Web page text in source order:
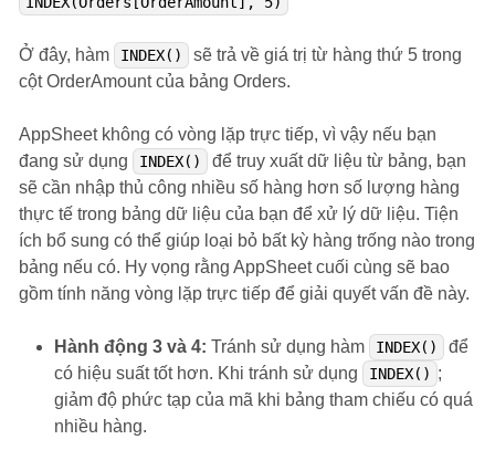
Ở đây, hàm INDEX()
sẽ trả về giá trị từ hàng thứ 5 trong
cột OrderAmount của bảng Orders.
AppSheet không có vòng lặp trực tiếp, vì vậy nếu bạn
đang sử dụng
INDEX()
để truy xuất dữ liệu từ bảng, bạn
sẽ cần nhập thủ công nhiều số hàng hơn số lượng hàng
thực tế trong bảng dữ liệu của bạn để xử lý dữ liệu. Tiện
ích bổ sung có thể giúp loại bỏ bất kỳ hàng trống nào trong
bảng nếu có. Hy vọng rằng AppSheet cuối cùng sẽ bao
gồm tính năng vòng lặp trực tiếp để giải quyết vấn đề này.
Hành động 3 và 4: Tránh sử dụng hàm INDEX()
để
có hiệu suất tốt hơn. Khi tránh sử dụng
INDEX() ;
giảm độ phức tạp của mã khi bảng tham chiếu có quá
nhiều hàng.